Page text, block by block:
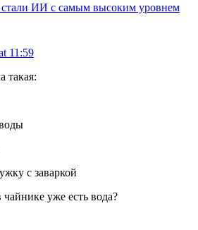
стали ИИ с самым высоким уровнем
11:59
такая:
с заваркой
уже есть вода?